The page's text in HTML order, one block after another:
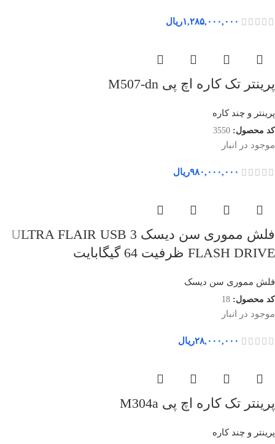
۱,۲۸۵,۰۰۰,۰۰۰ریال
پرینتر تک کاره اچ پی M507-dn
پرینتر و چند کاره
کد محصول: 3550
موجود در انبار
۹۸۰,۰۰۰,۰۰۰ریال
فلش مموری سن دیسک ULTRA FLAIR USB 3
FLASH DRIVE ظرفیت 64 گیگابایت
فلش مموری سن دیسک
کد محصول: 18
موجود در انبار
۲۸,۰۰۰,۰۰۰ریال
پرینتر تک کاره اچ پی M304a
پرینتر و چند کاره